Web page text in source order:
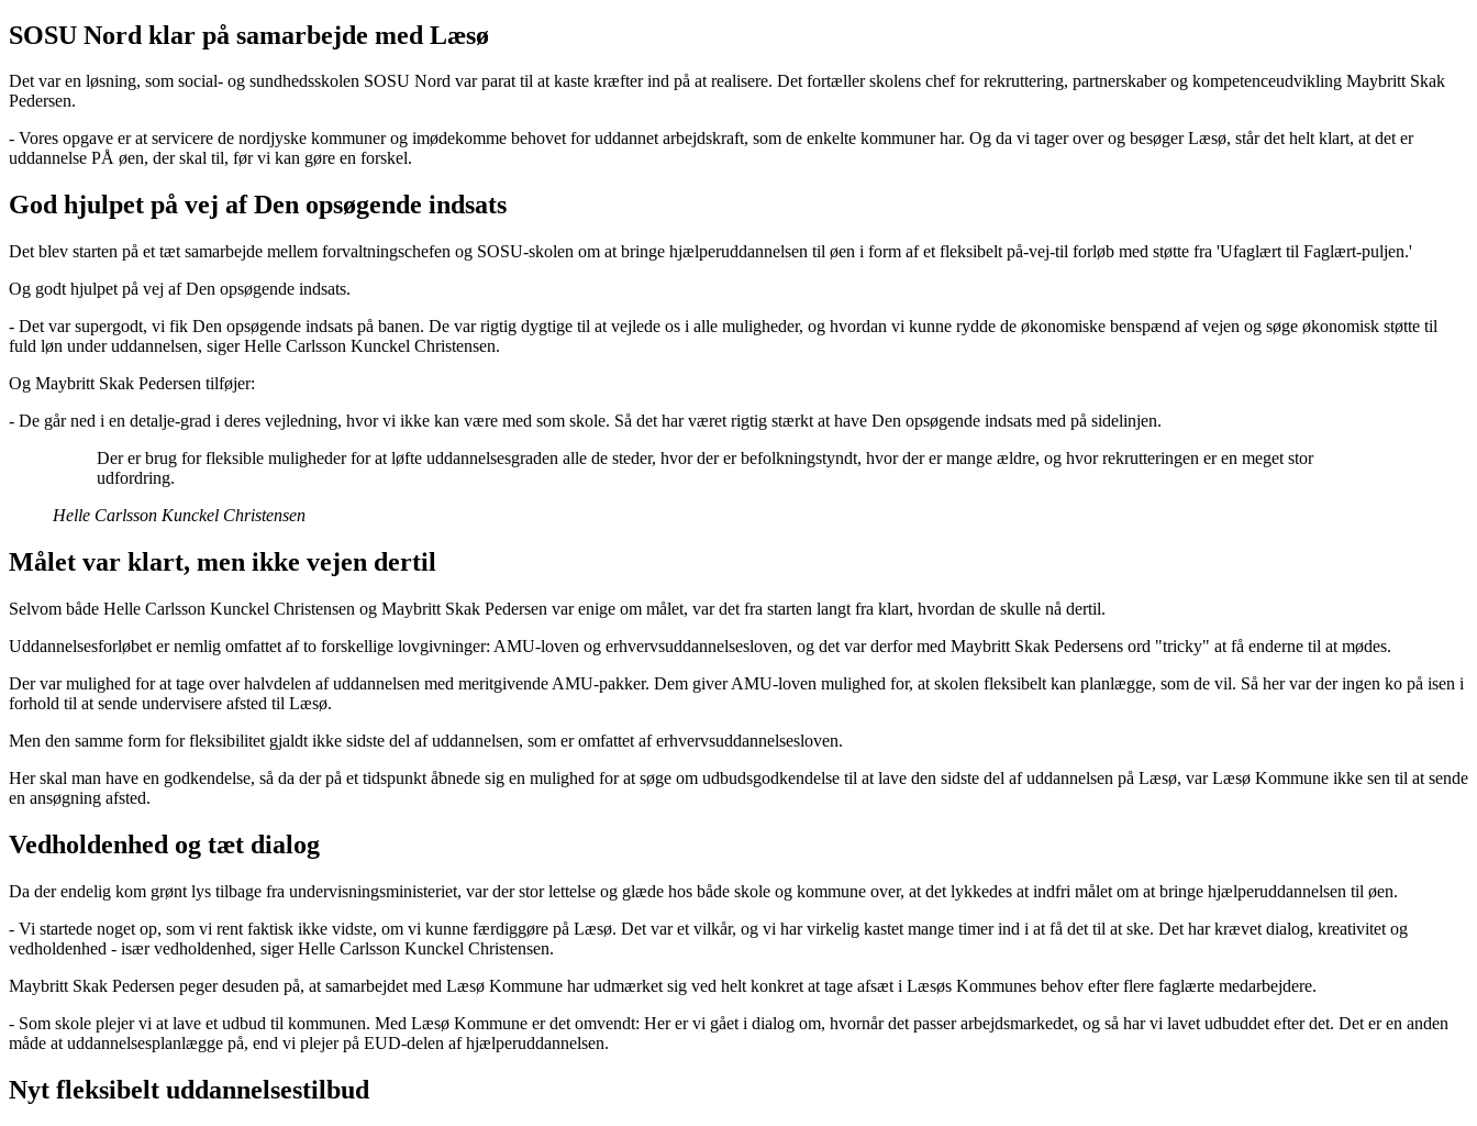
SOSU Nord klar på samarbejde med Læsø
Det var en løsning, som social- og sundhedsskolen SOSU Nord var parat til at kaste kræfter ind på at realisere. Det fortæller skolens chef for rekruttering, partnerskaber og kompetenceudvikling Maybritt Skak
Pedersen.
- Vores opgave er at servicere de nordjyske kommuner og imødekomme behovet for uddannet arbejdskraft, som de enkelte kommuner har. Og da vi tager over og besøger Læsø, står det helt klart, at det er
uddannelse PÅ øen, der skal til, før vi kan gøre en forskel.
God hjulpet på vej af Den opsøgende indsats
Det blev starten på et tæt samarbejde mellem forvaltningschefen og SOSU-skolen om at bringe hjælperuddannelsen til øen i form af et fleksibelt på-vej-til forløb med støtte fra 'Ufaglært til Faglært-puljen.'
Og godt hjulpet på vej af Den opsøgende indsats.
- Det var supergodt, vi fik Den opsøgende indsats på banen. De var rigtig dygtige til at vejlede os i alle muligheder, og hvordan vi kunne rydde de økonomiske benspænd af vejen og søge økonomisk støtte til
fuld løn under uddannelsen, siger Helle Carlsson Kunckel Christensen.
Og Maybritt Skak Pedersen tilføjer:
- De går ned i en detalje-grad i deres vejledning, hvor vi ikke kan være med som skole. Så det har været rigtig stærkt at have Den opsøgende indsats med på sidelinjen.
Der er brug for fleksible muligheder for at løfte uddannelsesgraden alle de steder, hvor der er befolkningstyndt, hvor der er mange ældre, og hvor rekrutteringen er en meget stor
udfordring.
Helle Carlsson Kunckel Christensen
Målet var klart, men ikke vejen dertil
Selvom både Helle Carlsson Kunckel Christensen og Maybritt Skak Pedersen var enige om målet, var det fra starten langt fra klart, hvordan de skulle nå dertil.
Uddannelsesforløbet er nemlig omfattet af to forskellige lovgivninger: AMU-loven og erhvervsuddannelsesloven, og det var derfor med Maybritt Skak Pedersens ord "tricky" at få enderne til at mødes.
Der var mulighed for at tage over halvdelen af uddannelsen med meritgivende AMU-pakker. Dem giver AMU-loven mulighed for, at skolen fleksibelt kan planlægge, som de vil. Så her var der ingen ko på isen i
forhold til at sende undervisere afsted til Læsø.
Men den samme form for fleksibilitet gjaldt ikke sidste del af uddannelsen, som er omfattet af erhvervsuddannelsesloven.
Her skal man have en godkendelse, så da der på et tidspunkt åbnede sig en mulighed for at søge om udbudsgodkendelse til at lave den sidste del af uddannelsen på Læsø, var Læsø Kommune ikke sen til at sende
en ansøgning afsted.
Vedholdenhed og tæt dialog
Da der endelig kom grønt lys tilbage fra undervisningsministeriet, var der stor lettelse og glæde hos både skole og kommune over, at det lykkedes at indfri målet om at bringe hjælperuddannelsen til øen.
- Vi startede noget op, som vi rent faktisk ikke vidste, om vi kunne færdiggøre på Læsø. Det var et vilkår, og vi har virkelig kastet mange timer ind i at få det til at ske. Det har krævet dialog, kreativitet og
vedholdenhed - især vedholdenhed, siger Helle Carlsson Kunckel Christensen.
Maybritt Skak Pedersen peger desuden på, at samarbejdet med Læsø Kommune har udmærket sig ved helt konkret at tage afsæt i Læsøs Kommunes behov efter flere faglærte medarbejdere.
- Som skole plejer vi at lave et udbud til kommunen. Med Læsø Kommune er det omvendt: Her er vi gået i dialog om, hvornår det passer arbejdsmarkedet, og så har vi lavet udbuddet efter det. Det er en anden
måde at uddannelsesplanlægge på, end vi plejer på EUD-delen af hjælperuddannelsen.
Nyt fleksibelt uddannelsestilbud